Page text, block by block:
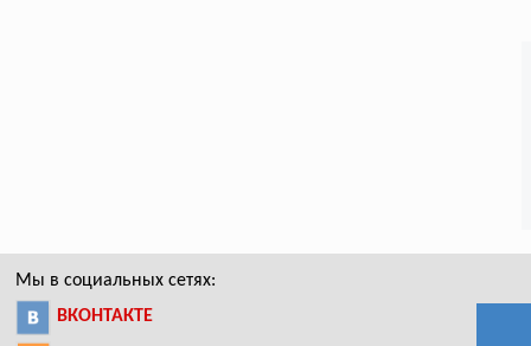
Мы в социальных сетях:
ВКОНТАКТЕ